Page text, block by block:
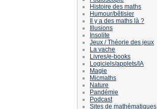
Histoire des maths
Humour/bêtisier
Il y a des maths là ?
Illusions
Insolite
Jeux / Théorie des jeux
La vache
Livres/e-books
Logiciels/applets/IA
Magie
Micmaths
Nature
Pandémie
Podcast
Sites de mathématiques